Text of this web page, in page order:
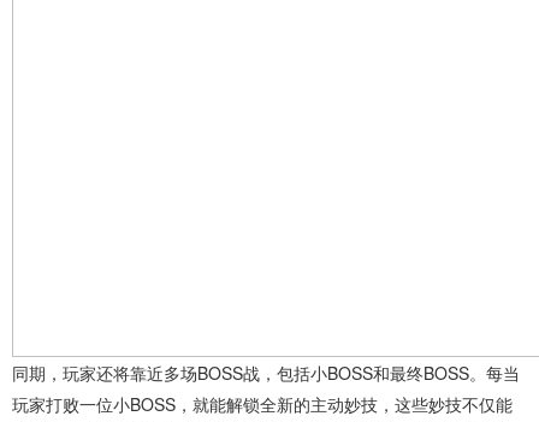
同期，玩家还将靠近多场BOSS战，包括小BOSS和最终BOSS。每当
玩家打败一位小BOSS，就能解锁全新的主动妙技，这些妙技不仅能